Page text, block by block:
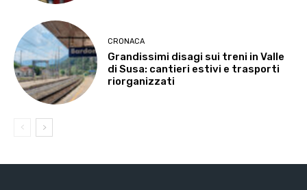
CRONACA
Grandissimi disagi sui treni in Valle
di Susa: cantieri estivi e trasporti
riorganizzati